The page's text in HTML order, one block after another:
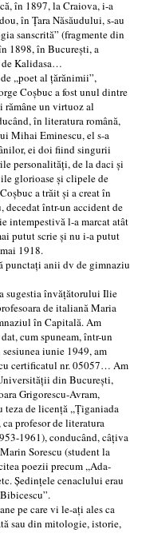
în 1897, la Craiova, i-a
în Ţara Năsăudului, s-au
sanscrită” (fragmente din
1898, în Bucureşti, a
de Kalidasa…
,,poet al ţărănimii”,
Coşbuc a fost unul dintre
rămâne un virtuoz al
în literatura română,
Mihai Eminescu, el s-a
ei doi fiind singurii
personalităţi, de la daci şi
glorioase şi clipele de
a trăit şi a creat în
decedat într-un accident de
intempestivă l-a marcat atât
putut scrie şi nu i-a putut
1918.
punctaţi anii dv de gimnaziu
învăţătorului Ilie
de italiană Maria
în Capitală. Am
cum spuneam, într-un
iunie 1949, am
certificatul nr. 05057… Am
din Bucureşti,
Grigorescu-Avram,
teza de licenţă ,,Ţiganiada
profesor de literatura
1961), conducând, câţiva
Sorescu (student la
poezii precum ,,Ada-
Şedinţele cenaclului erau
pe care vi le-aţi ales ca
sau din mitologie, istorie,